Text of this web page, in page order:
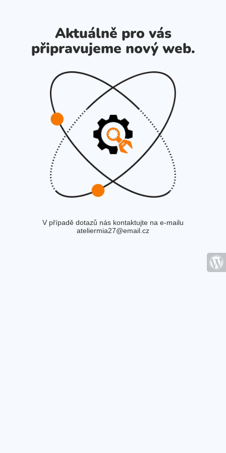
Aktuálně pro vás
připravujeme nový web.
V případě dotazů nás kontaktujte na e-mailu
ateliermia27@email.cz